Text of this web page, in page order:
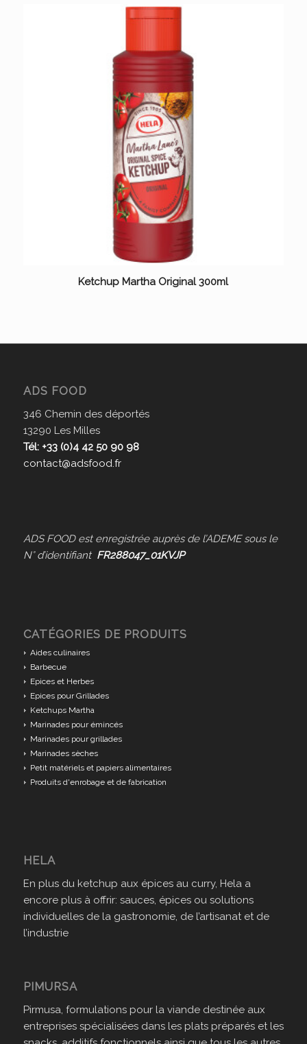
Ketchup Martha Original 300ml
ADS FOOD
346 Chemin des déportés
13290 Les Milles
Tél: +33 (0)4 42 50 90 98
contact@adsfood.fr
ADS FOOD est enregistrée auprès de l’ADEME sous le
N° d’identifiant FR288047_01KVJP
CATÉGORIES DE PRODUITS
Aides culinaires
Barbecue
Epices et Herbes
Epices pour Grillades
Ketchups Martha
Marinades pour émincés
Marinades pour grillades
Marinades sèches
Petit matériels et papiers alimentaires
Produits d'enrobage et de fabrication
HELA
En plus du ketchup aux épices au curry, Hela a
encore plus à offrir: sauces, épices ou solutions
individuelles de la gastronomie, de l’artisanat et de
l’industrie
PIMURSA
Pirmusa, formulations pour la viande destinée aux
entreprises spécialisées dans les plats préparés et les